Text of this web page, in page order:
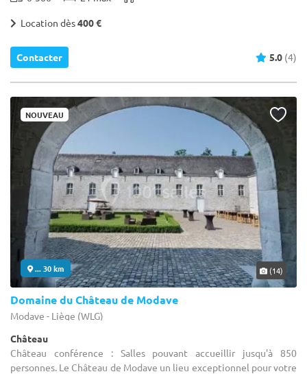
Location dès400 €
Contacter 5.0 (4)
NOUVEAU
... 30 km (14)
Domaine du Château de Modave
Modave - Liège (WLG)
Château
Château conférence : Salles pouvant accueillir jusqu'à 850
personnes. Le Château de Modave un lieu exceptionnel pour votre